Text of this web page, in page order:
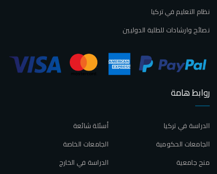
نظام التعليم في تركيا
نصائح وارشادات للطلبة الدوليين
روابط هامة
أسئلة شائعة
الدراسة في تركيا
الجامعات الخاصة
الجامعات الحكومية
الدراسة في الخارج
منح جامعية